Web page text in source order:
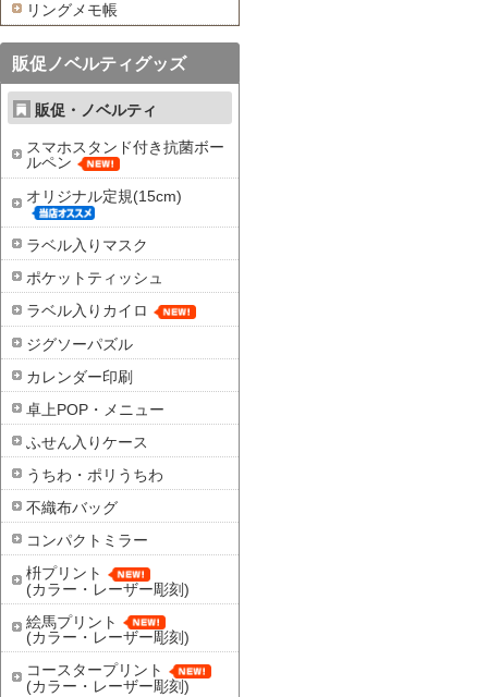
リングメモ帳
販促ノベルティグッズ
販促・ノベルティ
スマホスタンド付き抗菌ボー
ルペン
オリジナル定規(15cm)
ラベル入りマスク
ポケットティッシュ
ラベル入りカイロ
ジグソーパズル
カレンダー印刷
卓上POP・メニュー
ふせん入りケース
うちわ・ポリうちわ
不織布バッグ
コンパクトミラー
枡プリント
(カラー・レーザー彫刻)
絵馬プリント
(カラー・レーザー彫刻)
コースタープリント
(カラー・レーザー彫刻)